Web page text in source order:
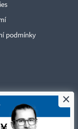
podmínky
×